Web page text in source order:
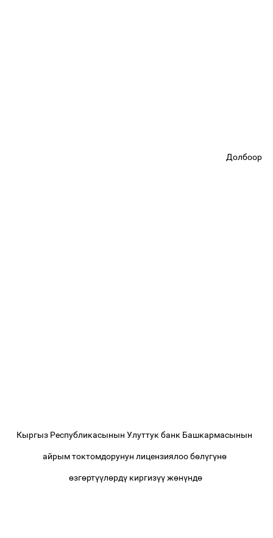
Долбоор
Кыргыз Республикасынын Улуттук банк Башкармасынын
айрым токтомдорунун лицензиялоо бөлүгүнө
өзгөртүүлөрдү киргизүүжөнүндө